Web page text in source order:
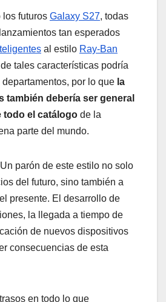
los futuros Galaxy S27, todas
tan esperados
al estilo Ray-Ban
tales características podría
por lo que la
también debería ser general
todo el catálogo de la
parte del mundo.
Un parón de este estilo no solo
del futuro, sino también a
presente. El desarrollo de
la llegada a tiempo de
de nuevos dispositivos
consecuencias de esta
en todo lo que